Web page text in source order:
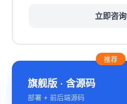
立即咨询
推荐
旗舰版 · 含源码
部署 + 前后端源码